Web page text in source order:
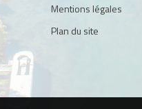
Mentions légales
Plan du site